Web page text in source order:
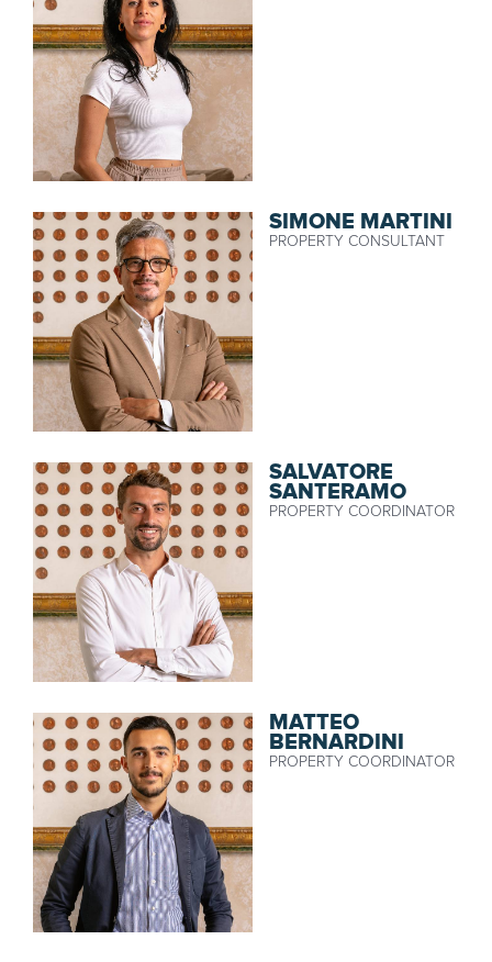
SIMONE MARTINI
PROPERTY CONSULTANT
SALVATORE
SANTERAMO
PROPERTY COORDINATOR
MATTEO
BERNARDINI
PROPERTY COORDINATOR